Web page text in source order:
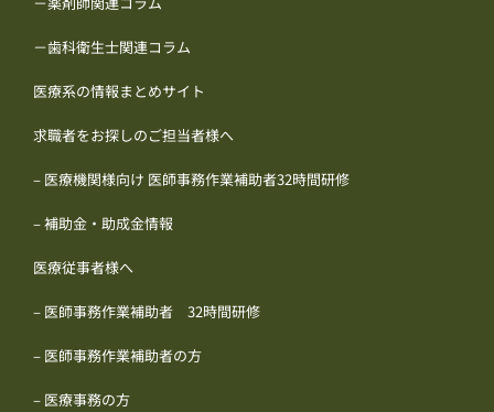
－歯科衛生士関連コラム
医療系の情報まとめサイト
求職者をお探しのご担当者様へ
– 医療機関様向け 医師事務作業補助者32時間研修
– 補助金・助成金情報
医療従事者様へ
– 医師事務作業補助者 32時間研修
– 医師事務作業補助者の方
– 医療事務の方